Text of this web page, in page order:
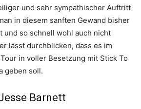
und sehr sympathischer Auftritt
in diesem sanften Gewand bisher
und so schnell wohl auch nicht
lässt durchblicken, dass es im
in voller Besetzung mit Stick To
geben soll.
Barnett